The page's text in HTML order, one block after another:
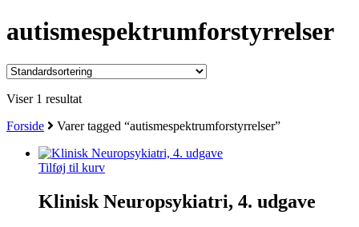
autismespektrumforstyrrelser
Viser 1 resultat
Forside
Varer tagged “autismespektrumforstyrrelser”
Tilføj til kurv
Klinisk Neuropsykiatri, 4. udgave